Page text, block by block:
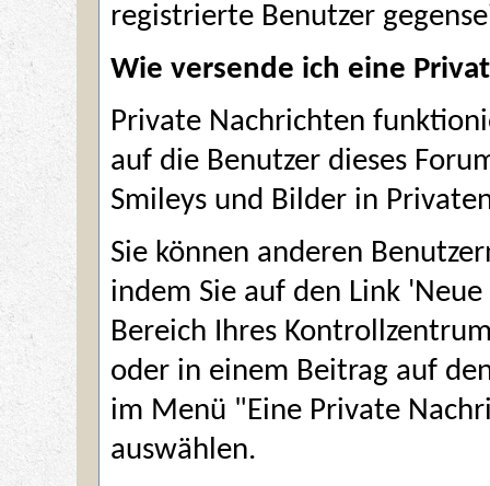
registrierte Benutzer
Wie versende ich eine
Private Nachrichten
auf die Benutzer dieses
Smileys und Bilder in
Sie können anderen
indem Sie auf den Link '
Bereich Ihres
oder in einem Beitrag auf
im Menü "Eine Private
auswählen.